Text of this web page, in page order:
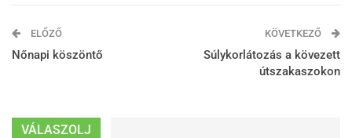
ELŐZŐ
Nőnapi köszöntő
KÖVETKEZŐ
Súlykorlátozás a kövezett
útszakaszokon
VÁLASZOLJ